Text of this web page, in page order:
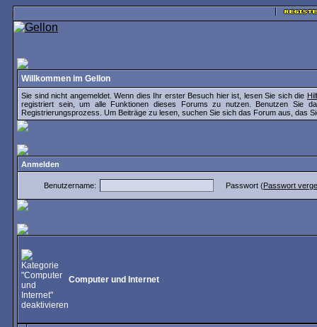
Willkommen im Gellon
Sie sind nicht angemeldet. Wenn dies Ihr erster Besuch hier ist, lesen Sie sich die
registriert sein, um alle Funktionen dieses Forums zu nutzen. Benutzen Sie
Registrierungsprozess. Um Beiträge zu lesen, suchen Sie sich das Forum aus, das
Anmelden
Benutzername: Passwort (Passwort
Computer und Internet